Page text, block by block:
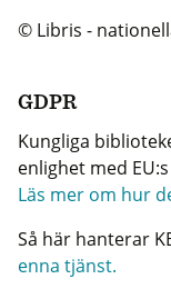
© Libris -
GDPR
Kungliga
enlighet med
Läs mer om hur
Så här hanterar
enna tjänst.